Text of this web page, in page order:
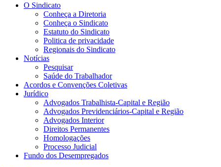
O Sindicato
Conheça a Diretoria
Conheça o Sindicato
Estatuto do Sindicato
Politica de privacidade
Regionais do Sindicato
Notícias
Pesquisar
Saúde do Trabalhador
Acordos e Convenções Coletivas
Jurídico
Advogados Trabalhista-Capital e Região
Advogados Previdenciários-Capital e Região
Advogados Interior
Direitos Permanentes
Homologações
Processo Judicial
Fundo dos Desempregados